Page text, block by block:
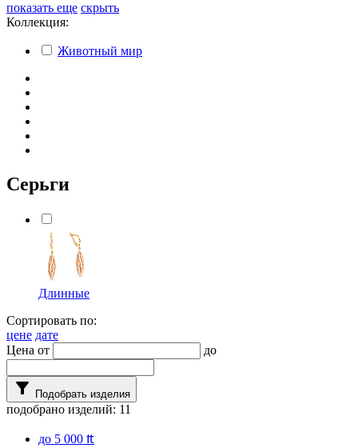
показать еще скрыть
Коллекция:
Животный мир
Серьги
Длинные
Сортировать по:
цене дате
Цена от
до
filter_alt Подобрать изделия
подобрано изделий: 11
до 5 000 ₶